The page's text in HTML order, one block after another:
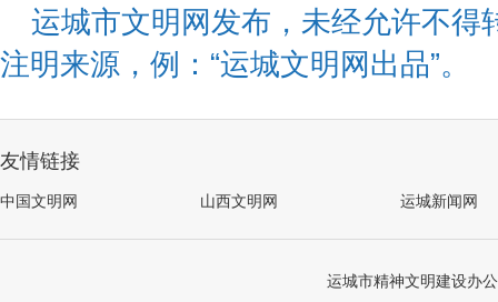
运城市文明网发布，未经允许不得
注明来源，例：“运城文明网出品”。
友情链接
中国文明网 山西文明网 运城新闻网
运城市精神文明建设办